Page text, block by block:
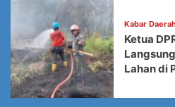
Kabar
Ketua
Lahan di